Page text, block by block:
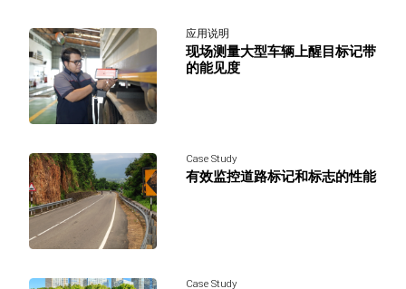
应用说明
现场测量大型车辆上醒目标记带
的能见度
Case Study
有效监控道路标记和标志的性能
Case Study